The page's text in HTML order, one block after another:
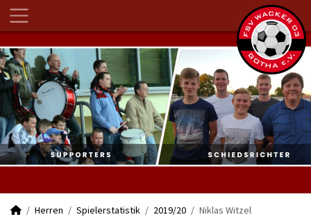
Herren Spielerstatistik 2019/20 Niklas Witzel